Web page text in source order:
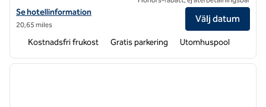
Visa hotelldetaljer för Hampton Inn & Suites Holly Springs
Se hotellinformation
20,65 miles
Välj datum
Kostnadsfri frukost Gratis parkering Utomhuspool
1 av 12
nästa